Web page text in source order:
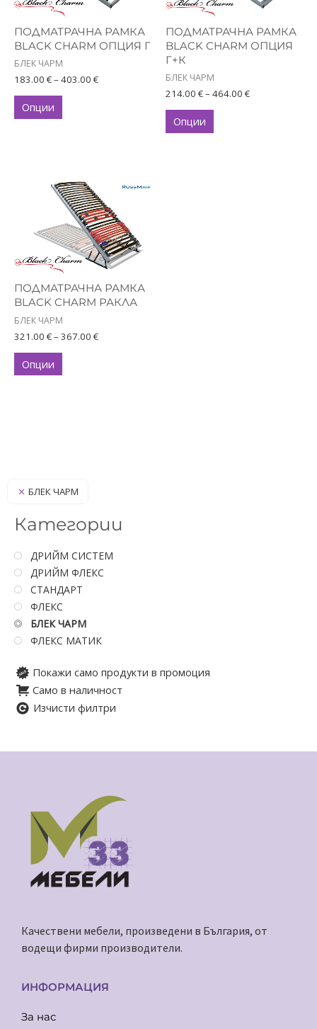
БЛЕК ЧАРМ
Категории
ДРИЙМ СИСТЕМ
ДРИЙМ ФЛЕКС
СТАНДАРТ
ФЛЕКС
БЛЕК ЧАРМ
ФЛЕКС МАТИК
Покажи само продукти в промоция
Само в наличност
Изчисти филтри
ПОДМАТРАЧНА РАМКА
BLACK CHARM ОПЦИЯ Г
БЛЕК ЧАРМ
183.00 €– 403.00 €
Опции
The
options
may
be
chosen
on
ПОДМАТРАЧНА РАМКА
BLACK CHARM ОПЦИЯ
Г+К
БЛЕК ЧАРМ
214.00 €– 464.00 €
Опции
The
options
may
chosen
on
the
product
ПОДМАТРАЧНА РАМКА
BLACK CHARM РАКЛА
БЛЕК ЧАРМ
321.00 €– 367.00 €
range:
321.00 €
through
367.00 €
Опции
This
product
has
multiple
variants.
The
options
may
be
chosen
on
Качествени мебели, произведени в България, от
водещи фирми производители.
ИНФОРМАЦИЯ
За нас